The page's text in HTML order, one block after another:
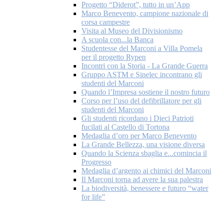
Progetto “Diderot”, tutto in un’App
Marco Benevento, campione nazionale di
corsa campestre
Visita al Museo del Divisionismo
A scuola con...la Banca
Studentesse del Marconi a Villa Pomela
per il progetto Rypen
Incontri con la Storia - La Grande Guerra
Gruppo ASTM e Sinelec incontrano gli
studenti del Marconi
Quando l’Impresa sostiene il nostro futuro
Corso per l’uso del defibrillatore per gli
studenti del Marconi
Gli studenti ricordano i Dieci Patrioti
fucilati al Castello di Tortona
Medaglia d’oro per Marco Benevento
La Grande Bellezza, una visione diversa
Quando la Scienza sbaglia e...comincia il
Progresso
Medaglia d’argento ai chimici del Marconi
Il Marconi torna ad avere la sua palestra
La biodiversità, benessere e futuro “water
for life”